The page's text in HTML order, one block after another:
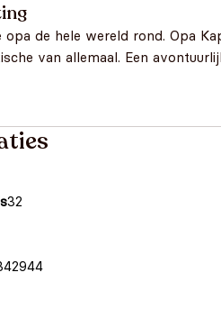
opa de hele wereld rond. Opa
van allemaal. Een
32